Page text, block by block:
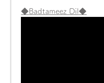
◆Badtameez Dil◆